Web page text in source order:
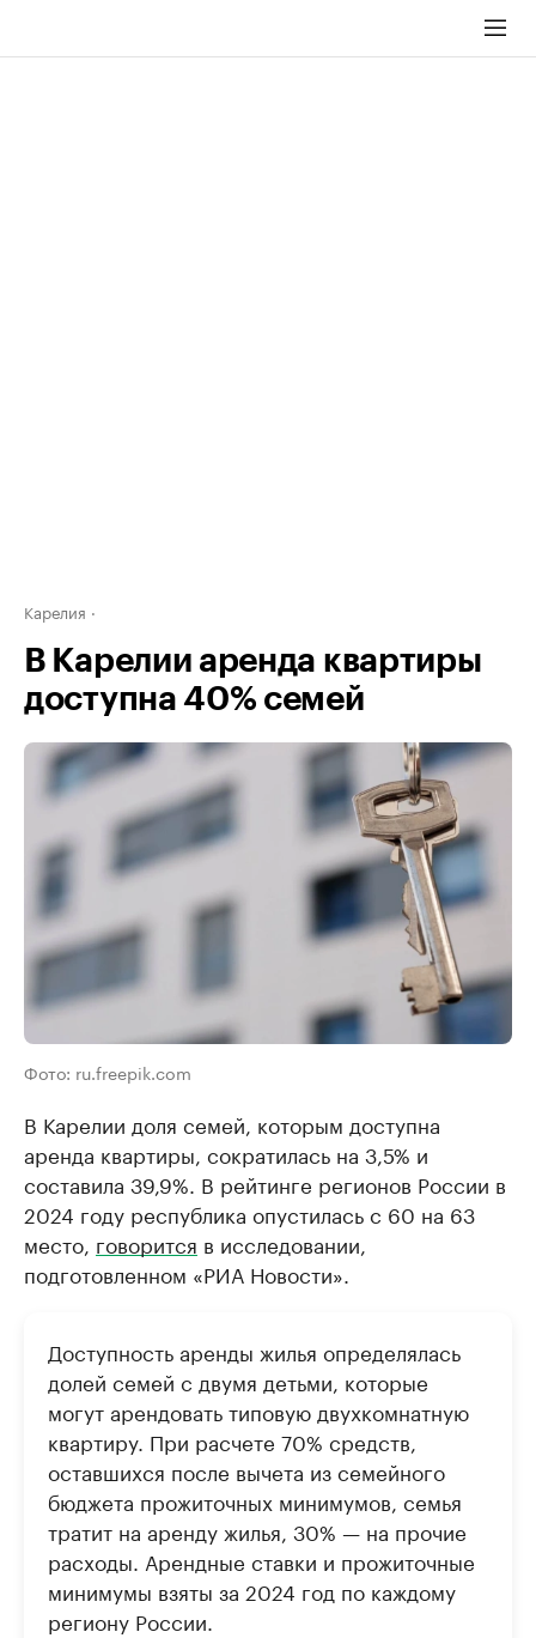
Карелия
В Карелии аренда квартиры
доступна 40% семей
Фото: ru.freepik.com
В Карелии доля семей, которым доступна
аренда квартиры, сократилась на 3,5% и
составила 39,9%. В рейтинге регионов России в
2024 году республика опустилась с 60 на 63
место, говорится в исследовании,
подготовленном «РИА Новости».
Доступность аренды жилья определялась
долей семей с двумя детьми, которые
могут арендовать типовую двухкомнатную
квартиру. При расчете 70% средств,
оставшихся после вычета из семейного
бюджета прожиточных минимумов, семья
тратит на аренду жилья, 30% — на прочие
расходы. Арендные ставки и прожиточные
минимумы взяты за 2024 год по каждому
региону России.